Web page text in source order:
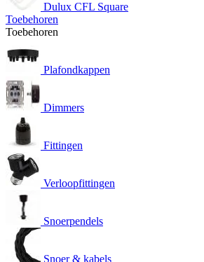
Dulux CFL Square
Toebehoren
Toebehoren
Plafondkappen
Dimmers
Fittingen
Verloopfittingen
Snoerpendels
Snoer & kabels